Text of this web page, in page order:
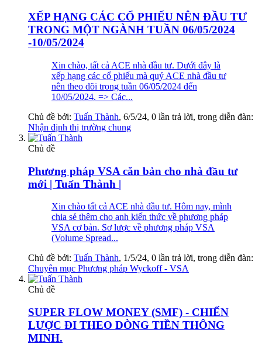
XẾP HẠNG CÁC CỔ PHIẾU NÊN ĐẦU TƯ
TRONG MỘT NGÀNH TUẦN 06/05/2024
-10/05/2024
Xin chào, tất cả ACE nhà đầu tư. Dưới đây là
xếp hạng các cổ phiếu mà quý ACE nhà đầu tư
nên theo dõi trong tuần 06/05/2024 đến
10/05/2024. => Các...
Chủ đề bởi: Tuấn Thành, 6/5/24, 0 lần trả lời, trong diễn đàn:
Nhận định thị trường chung
Chủ đề
Phương pháp VSA căn bản cho nhà đầu tư
mới | Tuấn Thành |
Xin chào tất cả ACE nhà đầu tư. Hôm nay, mình
chia sẻ thêm cho anh kiến thức về phương pháp
VSA cơ bản. Sơ lược về phương pháp VSA
(Volume Spread...
Chủ đề bởi: Tuấn Thành, 1/5/24, 0 lần trả lời, trong diễn đàn:
Chuyên mục Phương pháp Wyckoff - VSA
Chủ đề
SUPER FLOW MONEY (SMF) - CHIẾN
LƯỢC ĐI THEO DÒNG TIỀN THÔNG
MINH.